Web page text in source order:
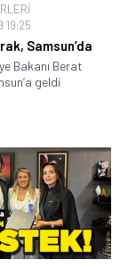
19:25
Samsun’da
Bakanı Berat
geldi